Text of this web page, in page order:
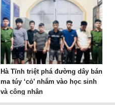
Hà Tĩnh triệt phá đường dây bán
ma túy ‘cỏ’ nhắm vào học sinh
và công nhân